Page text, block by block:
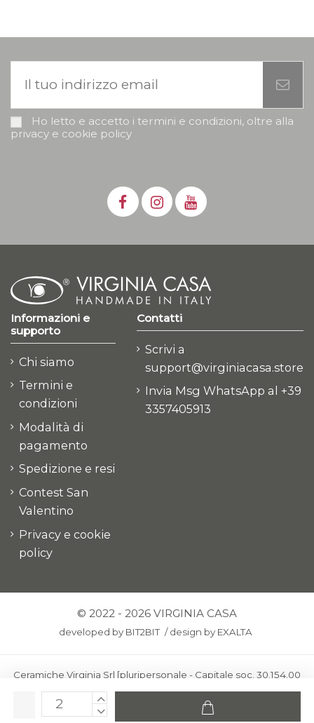
Ho letto e accetto i termini e condizioni, oltre alla
privacy e cookie policy
Informazioni e
supporto
Chi siamo
Termini e
condizioni
Modalità di
pagamento
Spedizione e resi
Contest San
Valentino
Privacy e cookie
policy
Contatti
Scrivi a
support@virginiacasa.store
Invia Msg WhatsApp al +39
3357405913
© 2022 - 2026 VIRGINIA CASA
developed by BIT2BIT /design by EXALTA
Ceramiche Virginia Srl [pluripersonale - Capitale soc. 30.154,00
euro i.v.] - Via Virginio 378 – 50025 Montespertoli, loc. Anselmo